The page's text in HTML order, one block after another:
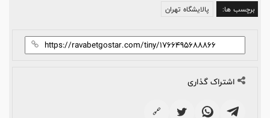
برچسب ها: پالایشگاه تهران
اشتراک گذاری
🔗